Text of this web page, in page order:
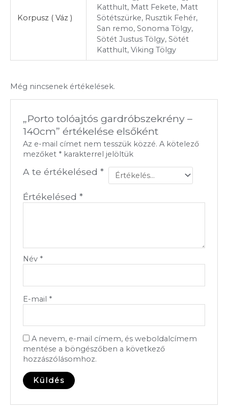
Korpusz ( Váz )
Katthult, Matt Fekete, Matt
Sötétszürke, Rusztik Fehér,
San remo, Sonoma Tölgy,
Sötét Justus Tölgy, Sötét
Katthult, Viking Tölgy
Még nincsenek értékelések.
„Porto tolóajtós gardróbszekrény –
140cm” értékelése elsőként
Az e-mail címet nem tesszük közzé. A kötelező
mezőket * karakterrel jelöltük
A te értékelésed*
Értékelésed*
Név *
E-mail *
A nevem, e-mail címem, és weboldalcímem
mentése a böngészőben a következő
hozzászólásomhoz.